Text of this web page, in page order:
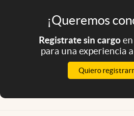
¡Queremos
Registrate sin cargo
para una experiencia
Quiero